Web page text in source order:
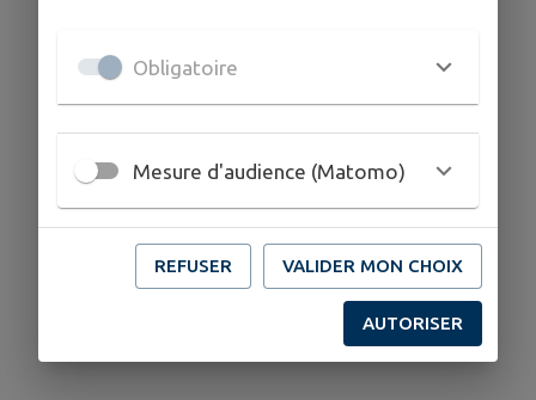
03 89 73 13 09
Obligatoire
Mesure d'audience (Matomo)
REFUSER VALIDER MON CHOIX
AUTORISER